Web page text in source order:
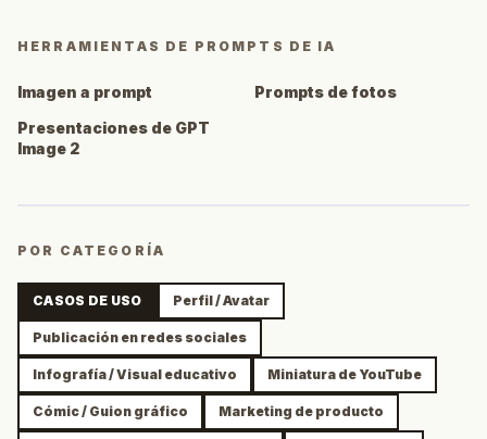
HERRAMIENTAS DE PROMPTS DE IA
Imagen a prompt
Prompts de fotos
Presentaciones de GPT
Image 2
POR CATEGORÍA
CASOS DE USO Perfil / Avatar
Publicación en redes sociales
Infografía / Visual educativo Miniatura de YouTube
Cómic / Guion gráfico Marketing de producto